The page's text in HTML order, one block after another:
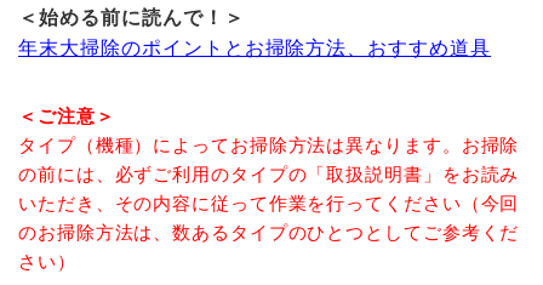
＜始める前に読んで！＞
年末大掃除のポイントとお掃除方法、おすすめ道具
＜ご注意＞
タイプ（機種）によってお掃除方法は異なります。お掃除
の前には、必ずご利用のタイプの「取扱説明書」をお読み
いただき、その内容に従って作業を行ってください（今回
のお掃除方法は、数あるタイプのひとつとしてご参考くだ
さい）